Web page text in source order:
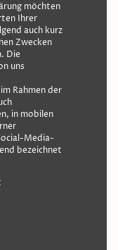
möchten
Ihrer
auch kurz
Zwecken
Die
uns
Rahmen der
in mobilen
Media-
bezeichnet